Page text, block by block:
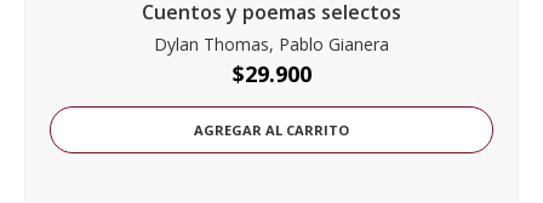
Cuentos y poemas selectos
Dylan Thomas, Pablo Gianera
$29.900
AGREGAR AL CARRITO